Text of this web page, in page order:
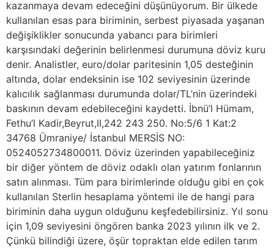
kazanmaya devam edeceğini düşünüyorum. ​Bir ülkede
kullanılan esas para biriminin, serbest piyasada yaşanan
değişiklikler sonucunda yabancı para birimleri
karşısındaki değerinin belirlenmesi durumuna döviz kuru
denir. Analistler, euro/dolar paritesinin 1,05 desteğinin
altında, dolar endeksinin ise 102 seviyesinin üzerinde
kalıcılık sağlanması durumunda dolar/TL’nin üzerindeki
baskının devam edebileceğini kaydetti. İbnü’l Hümam,
Fethu’l Kadir,Beyrut,II,242 243 250. No:5/6 1 Kat:2
34768 Ümraniye/ İstanbul MERSİS NO:
0524052734800011. Döviz üzerinden yapabileceğiniz
bir diğer yöntem de döviz odaklı olan yatırım fonlarının
satın alınması. Tüm para birimlerinde olduğu gibi en çok
kullanılan Sterlin hesaplama yöntemi ile de hangi para
biriminin daha uygun olduğunu keşfedebilirsiniz. Yıl sonu
için 1,09 seviyesini öngören banka 2023 yılının ilk ve 2.
Çünkü bilindiği üzere, öşür topraktan elde edilen tarım